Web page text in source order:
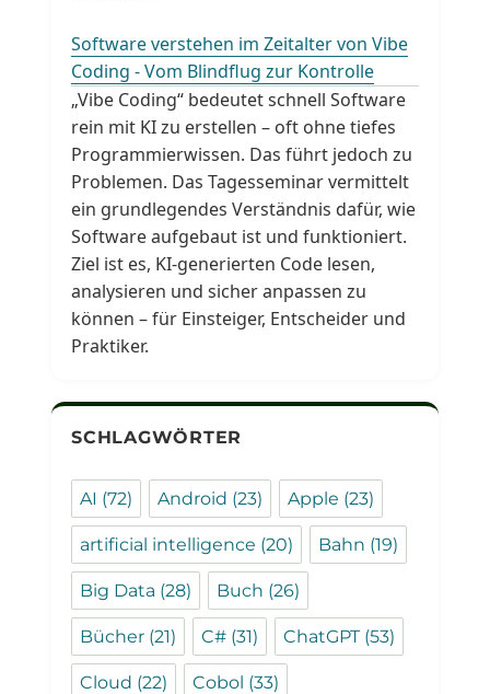
Software verstehen im Zeitalter von Vibe
Coding - Vom Blindflug zur Kontrolle
„Vibe Coding“ bedeutet schnell Software
rein mit KI zu erstellen – oft ohne tiefes
Programmierwissen. Das führt jedoch zu
Problemen. Das Tagesseminar vermittelt
ein grundlegendes Verständnis dafür, wie
Software aufgebaut ist und funktioniert.
Ziel ist es, KI-generierten Code lesen,
analysieren und sicher anpassen zu
können – für Einsteiger, Entscheider und
Praktiker.
SCHLAGWÖRTER
AI (72) Android (23) Apple (23)
artificial intelligence (20) Bahn (19)
Big Data (28) Buch (26)
Bücher (21) C# (31) ChatGPT(53)
Cloud (22) Cobol (33)